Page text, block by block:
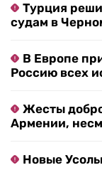
Турция
судам в
В Европе
Россию всех
Жесты
Армении,
Новые